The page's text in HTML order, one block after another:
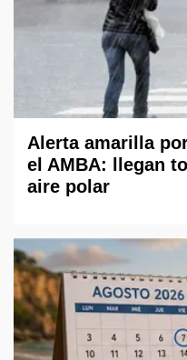
Alerta amarilla
el AMBA: llegan
aire polar